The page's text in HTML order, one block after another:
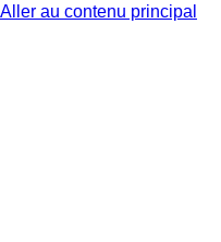
Aller au contenu principal